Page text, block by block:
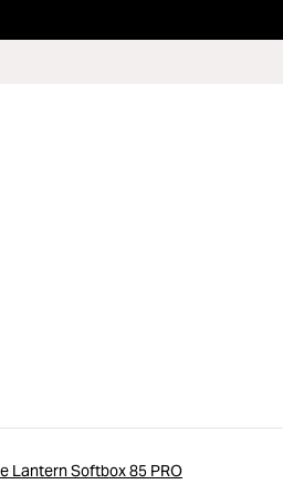
Lantern Softbox 85 PRO